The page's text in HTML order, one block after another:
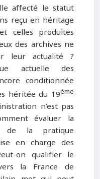
affecté le statut
reçu en héritage
celles produites
des archives ne
leur actualité ?
actuelle des
conditionnée
héritée du 19ème
n’est pas
évaluer la
de la pratique
en charge des
on qualifier le
la France de